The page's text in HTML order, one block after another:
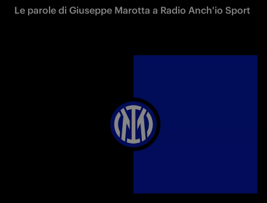
Le parole di Giuseppe Marotta a Radio Anch'io Sport